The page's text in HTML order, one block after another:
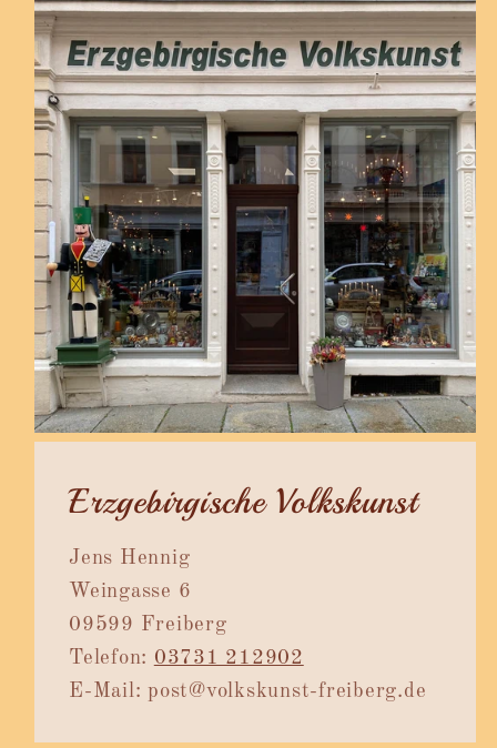
Erzgebirgische Volkskunst
Jens Hennig
Weingasse 6
09599 Freiberg
Telefon: 03731 212902
E-Mail: post@volkskunst-freiberg.de